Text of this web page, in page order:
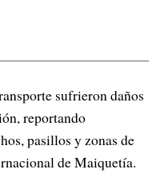
sufrieron daños
reportando
pasillos y zonas de
de Maiquetía.